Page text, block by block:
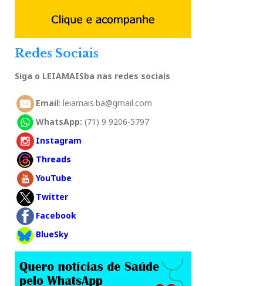
Redes Sociais
Siga o LEIAMAISba nas redes sociais
Email: leiamais.ba@gmail.com
WhatsApp: (71) 9 9206-5797
Instagram
Threads
YouTube
Twitter
Facebook
BlueSky